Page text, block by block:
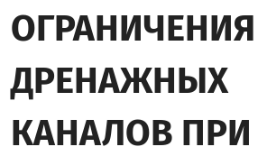
ОГРАНИЧЕНИЯ
ДРЕНАЖНЫХ
КАНАЛОВ ПРИ